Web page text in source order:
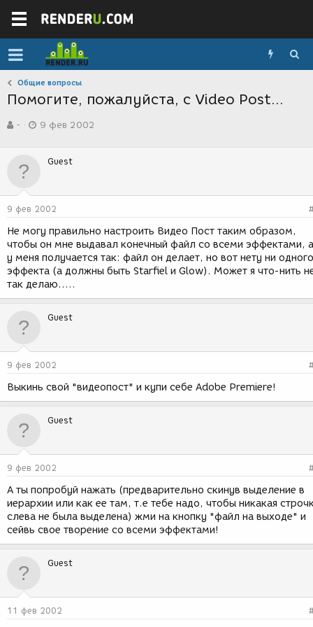
Общие вопросы
Помогите, пожалуйста, с Video Post...
в
р
м
ы
-
а
д
н
и
я
9 фев 2002
Guest
9 фев 2002
Не могу правильно настроить Видео Пост таким образом,
чтобы он мне выдавал конечный файл со всеми эффектами, а
у меня получается так: файл он делает, но вот нету ни одного
эффекта (а должны быть Starfiel и Glow). Может я что-нить
так делаю.....
Guest
9 фев 2002
Выкинь свой "видеопост" и купи себе Adobe Premiere!
Guest
9 фев 2002
А ты попробуй нажать (предварительно скинув выделение в
иерархии или как ее там, т.е тебе надо, чтобы никакая
слева не была выделена) жми на кнопку "файл на выходе" и
сейвь свое творение со всеми эффектами!
Guest
11 фев 2002